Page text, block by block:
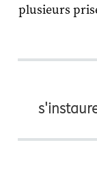
plusieurs